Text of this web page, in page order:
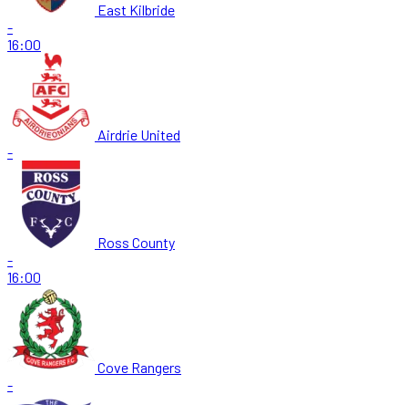
East Kilbride
-
16:00
Airdrie United
-
Ross County
-
16:00
Cove Rangers
-